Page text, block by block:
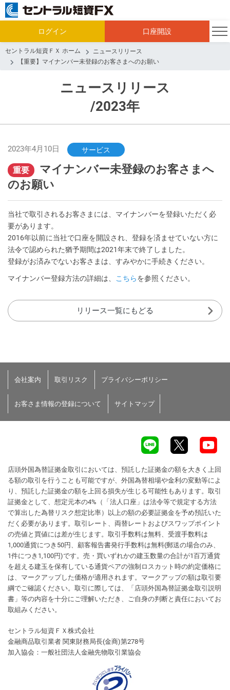
ログイン 口座開設
セントラル短資ＦＸ ホーム
ニュースリリース
【重要】マイナンバー未登録のお客さまへのお願い
ニュースリリース
/2023年
2023年4月10日 サービス
重要
マイナンバー未登録のお客さまへ
のお願い
当社で取引されるお客さまには、マイナンバーを登録いただく必
要があります。
2016年以前に当社で口座を開設され、登録を済ませていない方に
法令で認められた猶予期間は2021年末で終了しました。
登録がお済みでないお客さまは、すみやかに手続きください。
マイナンバー登録方法の詳細は、 こちらを参照ください。
リリース一覧にもどる
会社案内 取引リスク プライバシーポリシー
お客さま情報の登録について サイトマップ
店頭外国為替証拠金取引においては、預託した証拠金の額を大きく上回
る額の取引を行うことも可能ですが、外国為替相場や金利の変動等によ
り、預託した証拠金の額を上回る損失が生じる可能性もあります。取引
証拠金として、想定元本の4%（「法人口座」は法令等で規定する方法
で算出した為替リスク想定比率）以上の額の必要証拠金を予め預託いた
だく必要があります。取引レート、両替レートおよびスワップポイント
の売値と買値には差が生じます。取引手数料は無料、受渡手数料は
1,000通貨につき50円、顧客報告書発行手数料は無料(郵送の場合のみ、
1件につき1,100円)です。売・買いずれかの建玉数量の合計が1百万通貨
を超える建玉を保有している通貨ペアの強制ロスカット時の約定価格に
は、マークアップした価格が適用されます。マークアップの額は取引要
綱でご確認ください。取引に際しては、「店頭外国為替証拠金取引説明
書」等の内容を十分にご理解いただき、ご自身の判断と責任においてお
取組みください。
セントラル短資ＦＸ株式会社
金融商品取引業者 関東財務局長(金商)第278号
加入協会：一般社団法人金融先物取引業協会